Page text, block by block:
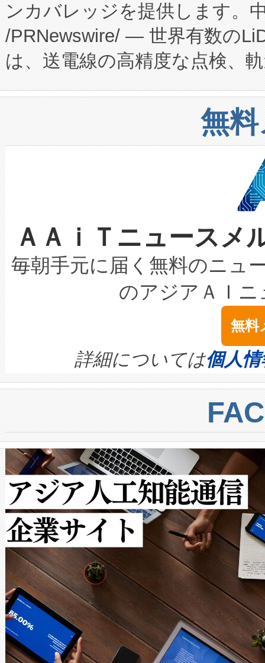
Fully-Connected Continuous
プログラムには、施設設計・
に関する技術移転および知的
構造化トレーニングカリキュ
上げおよび商用化段階におけ
設備整備および立ち上げ調整
加組織は、Enzeneのバイオ
選定された製品について、自
取得できる可能性もあります
設には、3億～4億ドルかか
最高経営責任者（CEO）であ
す。「当社のfully-connected
ームを利用すれば、6,000万
きます。この効率性は、フェ
ーエネルギー貯蔵システム（
た。 Voltaiq独自のAI搭載プラ
定、統合、導入、運用に至る
安全性を追跡し、確保する事
増加しているデータセンター
る電力網に大きな負担をかけ
事業者の負担軽減という課題
系統連系を迅速にし、ピーク
限を超えて利用可能な電力容
持できるよう貢献します。こ
ービスレベル契約（SLA）違
テリー性能の劣化によるダウ
念は、現在データセンターが
ます。 Voltaiq provides a
quality and reliability for AI
BESS stack to ensure battery
centers. Voltaiqは、ai&のAI
からシステム統合、試運転、
クルの各段階のデータを監視
[…]
ンカバレッジを提供します。
/PRNewswire/ — 世界有数の
は、送電線の高精度な点検、
や穀物倉庫におけるバルク材
リューション「Avia 2」を発
したAvia 2は、1,000メート
狭視野のFOVを切り替えるこ
ケーブル、枝などの細かな対
なレーザースポットにより、
な環境下でも豊かなディテー
キロメートル範囲を検出
LiDAR for Inspections,
は1535 nmレーザーを搭載。
イズの小径化を実現すること
す。ノーマルモードでは、
ートル先まで検出でき、これ
トに対して約600メートルに
では、反射率10％のターゲッ
で向上し、最大検知距離は
ットだけで最大1キロメート
ルの変電所周囲を監視でき、
作業と点群処理を簡素化でき
Avia 2は、2種類のFOVオプシ
× 80°のノーマルモード、長
ードを切り替えて使用するこ
ることなく、単一のデバイス
うにします。遠距離まで届く
無
ＡＡｉＴニュース
毎朝手元に届く無料のニュ
のアジアＡＩ
無料
詳細については個人